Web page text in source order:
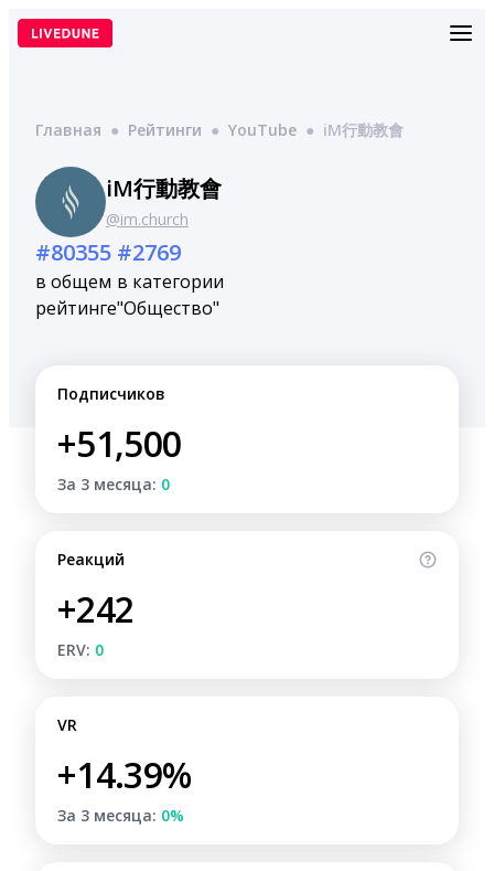
Перейти
Главная ● Рейтинги ● YouTube ● iM行動教會
iM行動教會
@im.church
#80355
в общем
рейтинге
#2769
в категории
"Общество"
Подписчиков
+51,500
За 3 месяца: 0
Реакций
+242
ERV: 0
VR
+14.39%
За 3 месяца: 0%